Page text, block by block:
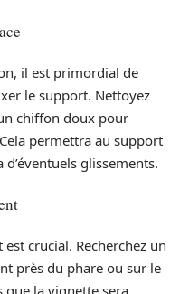
il est primordial de
le support. Nettoyez
chiffon doux pour
permettra au support
glissements.
crucial. Recherchez un
près du phare ou sur le
que la vignette sera